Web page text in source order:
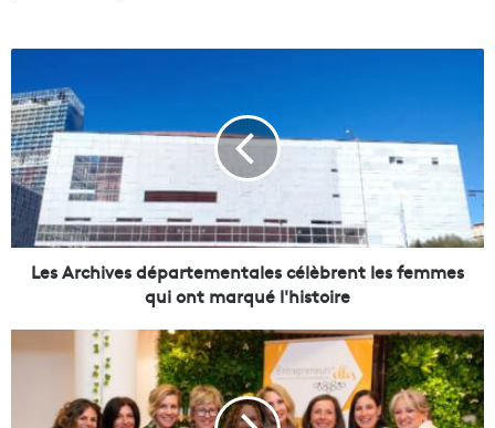
s
A
r
c
h
i
v
p
Les Archives départementales célèbrent les femmes
qui ont marqué l'histoire